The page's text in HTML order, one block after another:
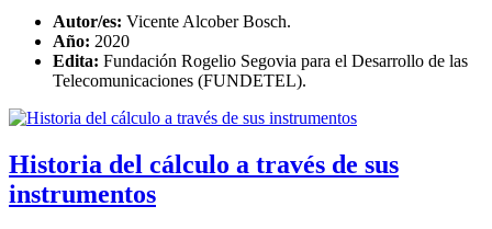
Autor/es: Vicente Alcober Bosch.
Año: 2020
Edita: Fundación Rogelio Segovia para el Desarrollo de las
Telecomunicaciones (FUNDETEL).
Historia del cálculo a través de sus
instrumentos